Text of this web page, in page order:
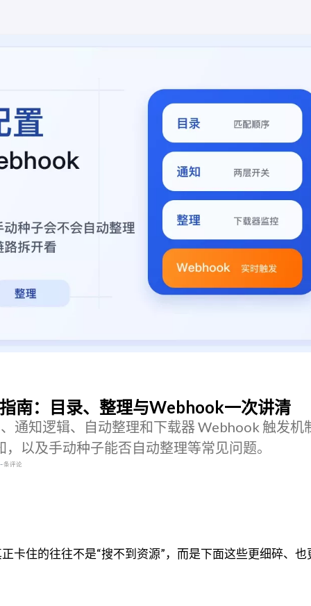
南：目录、整理与Webhook一次讲清
通知逻辑、自动整理和下载器 Webhook 触发机
以及手动种子能否自动整理等常见问题。
条评论
卡住的往往不是“搜不到资源”，而是下面这些更细碎、也